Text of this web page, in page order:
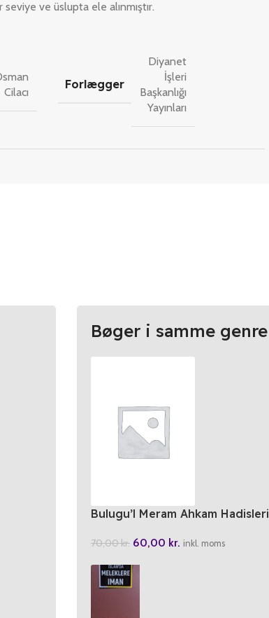
ve üslupta ele alınmıştır.
Cilacı
Forlægger
Diyanet
İşleri
Başkanlığı
Yayınları
Bøger i samme genre
Bulugu’l Meram Ahkam Hadisleri
70,00kr. 60,00 kr. inkl. moms